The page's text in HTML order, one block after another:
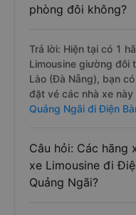
phòng đôi không?
Trả lời: Hiện tại có 1
Limousine giường đôi
Lào (Đà Nẵng), bạn
đặt vé các nhà xe
Quảng Ngãi đi Điện
Câu hỏi: Các hãng
xe Limousine đi
Quảng Ngãi?